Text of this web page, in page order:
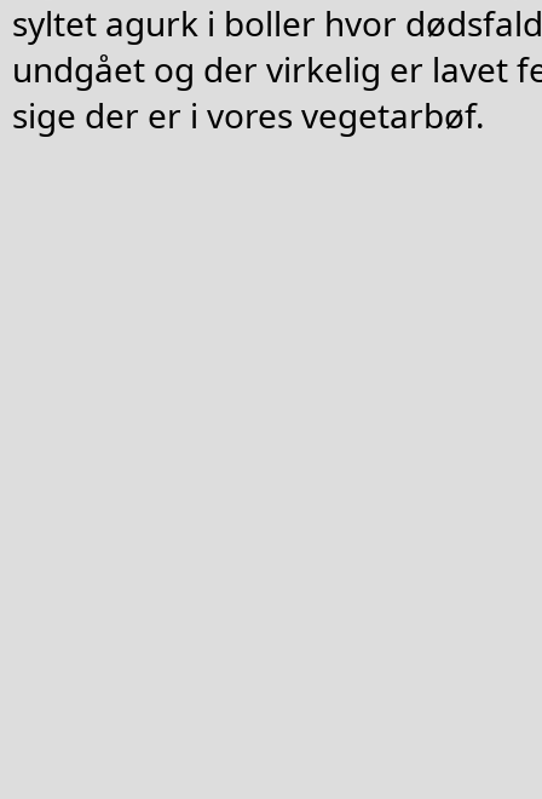
syltet agurk i boller hvor
undgået og der virkelig er lavet
sige der er i vores vegetarbøf.